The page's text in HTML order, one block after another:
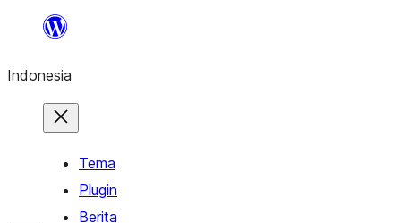
Lewati
konten
Indonesia
Tema
Plugin
Berita